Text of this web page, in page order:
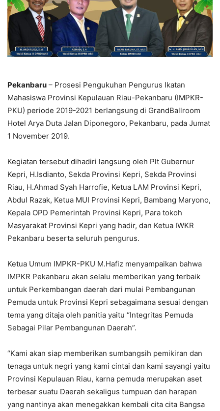
Pekanbaru – Prosesi Pengukuhan Pengurus Ikatan
Mahasiswa Provinsi Kepulauan Riau-Pekanbaru (IMPKR-
PKU) periode 2019-2021 berlangsung di GrandBallroom
Hotel Arya Duta Jalan Diponegoro, Pekanbaru, pada Jumat
1 November 2019.
Kegiatan tersebut dihadiri langsung oleh Plt Gubernur
Kepri, H.Isdianto, Sekda Provinsi Kepri, Sekda Provinsi
Riau, H.Ahmad Syah Harrofie, Ketua LAM Provinsi Kepri,
Abdul Razak, Ketua MUI Provinsi Kepri, Bambang Maryono,
Kepala OPD Pemerintah Provinsi Kepri, Para tokoh
Masyarakat Provinsi Kepri yang hadir, dan Ketua IWKR
Pekanbaru beserta seluruh pengurus.
Ketua Umum IMPKR-PKU M.Hafiz menyampaikan bahwa
IMPKR Pekanbaru akan selalu memberikan yang terbaik
untuk Perkembangan daerah dari mulai Pembangunan
Pemuda untuk Provinsi Kepri sebagaimana sesuai dengan
tema yang ditaja oleh panitia yaitu “Integritas Pemuda
Sebagai Pilar Pembangunan Daerah”.
“Kami akan siap memberikan sumbangsih pemikiran dan
tenaga untuk negri yang kami cintai dan kami sayangi yaitu
Provinsi Kepulauan Riau, karna pemuda merupakan aset
terbesar suatu Daerah sekaligus tumpuan dan harapan
yang nantinya akan menegakkan kembali cita cita Bangsa